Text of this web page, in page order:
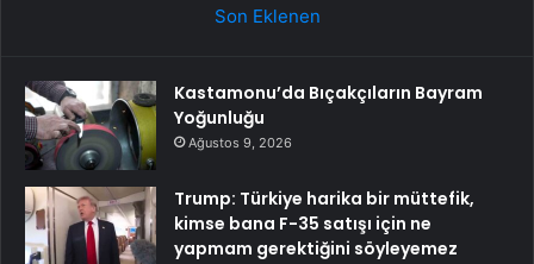
Son Eklenen
Kastamonu’da Bıçakçıların Bayram
Yoğunluğu
Ağustos 9, 2026
Trump: Türkiye harika bir müttefik,
kimse bana F-35 satışı için ne
yapmam gerektiğini söyleyemez